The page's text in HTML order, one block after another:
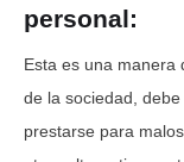
personal:
Esta es una manera
de la sociedad,
prestarse para